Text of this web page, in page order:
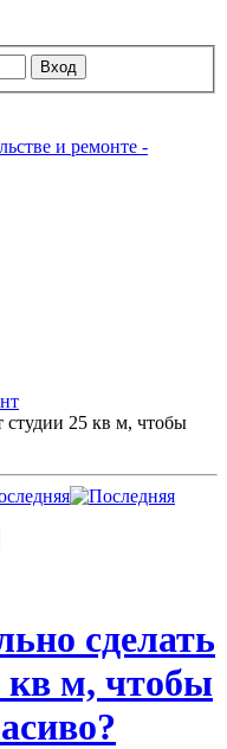
студии 25 кв м, чтобы
сделать
кв м, чтобы